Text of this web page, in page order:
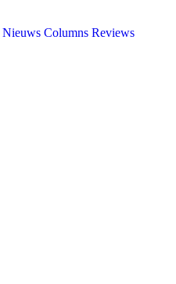
Nieuws Columns Reviews